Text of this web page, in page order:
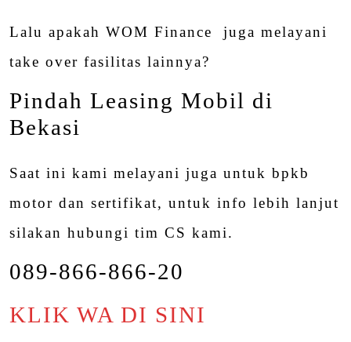
Lalu apakah WOM Finance juga melayani
take over fasilitas lainnya?
Pindah Leasing Mobil di
Bekasi
Saat ini kami melayani juga untuk bpkb
motor dan sertifikat, untuk info lebih lanjut
silakan hubungi tim CS kami.
089-866-866-20
KLIK WA DI SINI